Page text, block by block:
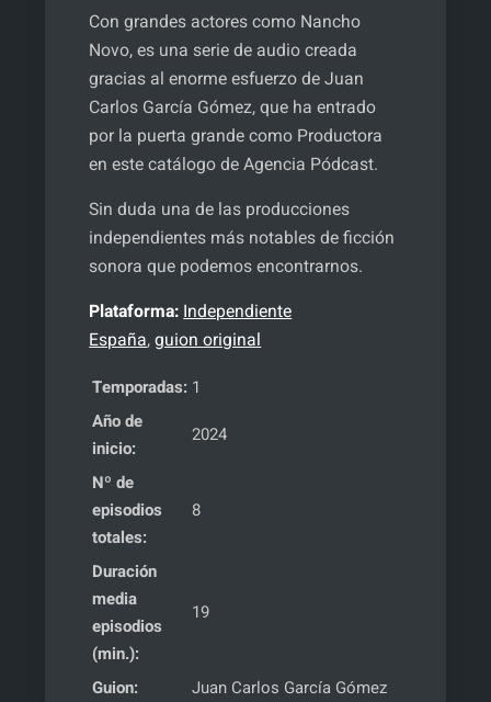
Con grandes actores como Nancho
Novo, es una serie de audio creada
gracias al enorme esfuerzo de Juan
Carlos García Gómez, que ha entrado
por la puerta grande como Productora
en este catálogo de Agencia Pódcast.
Sin duda una de las producciones
independientes más notables de ficción
sonora que podemos encontrarnos.
Plataforma:Independiente
España,guion original
Temporadas: 1
Año de
inicio:
2024
Nº de
episodios
totales:
8
Duración
media
episodios
(min.):
19
Guion:
Juan Carlos García Gómez